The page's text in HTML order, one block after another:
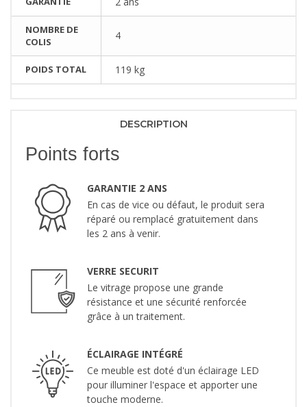
NOMBRE DE
COLIS
4
POIDS TOTAL 119 kg
DESCRIPTION
Points forts
GARANTIE 2 ANS
En cas de vice ou défaut, le produit sera
réparé ou remplacé gratuitement dans
les 2 ans à venir.
VERRE SECURIT
Le vitrage propose une grande
résistance et une sécurité renforcée
grâce à un traitement.
ÉCLAIRAGE INTÉGRÉ
Ce meuble est doté d'un éclairage LED
pour illuminer l'espace et apporter une
touche moderne.